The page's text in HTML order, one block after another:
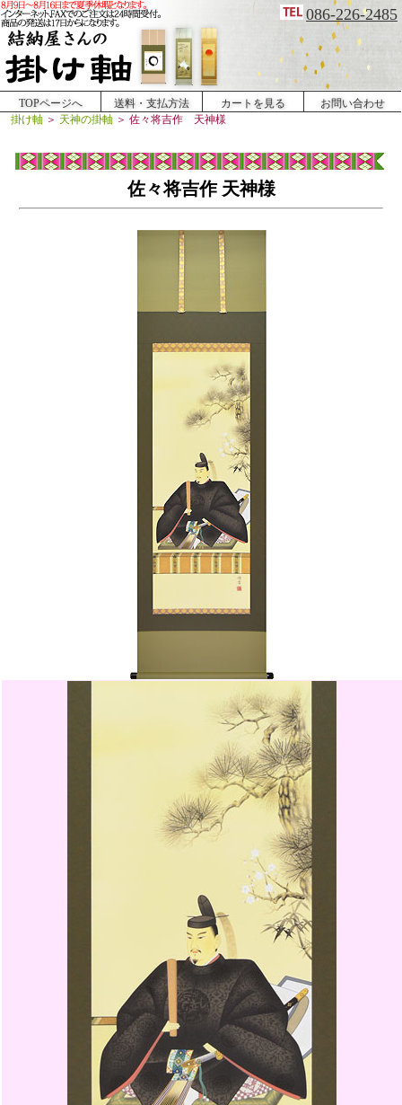
086-226-2485
TOPページへ 送料・支払方法 カートを見る
お問い合わせ
掛け軸 ＞ 天神の掛軸 ＞ 佐々将吉作 天神様
佐々将吉作 天神様